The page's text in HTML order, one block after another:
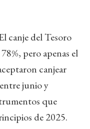
canje del Tesoro
pero apenas el
canjear
junio y
que
de 2025.